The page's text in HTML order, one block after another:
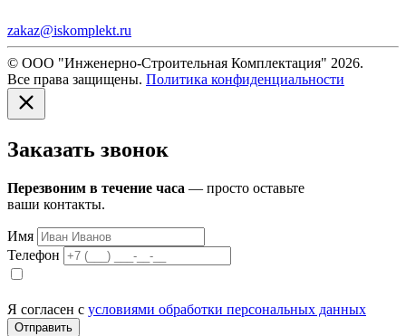
zakaz@iskomplekt.ru
© ООО "Инженерно-Строительная Комплектация" 2026.
Все права защищены. Политика конфиденциальности
Заказать звонок
Перезвоним в течение часа — просто оставьте
ваши контакты.
Имя
Телефон
Я согласен с условиями обработки персональных данных
Отправить